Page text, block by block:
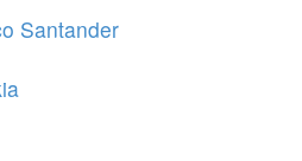
Santander